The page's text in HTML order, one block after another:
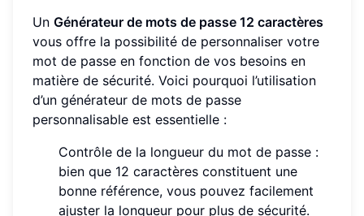
Un Générateur de mots de passe 12 caractères
vous offre la possibilité de personnaliser votre
mot de passe en fonction de vos besoins en
matière de sécurité. Voici pourquoi l’utilisation
d’un générateur de mots de passe
personnalisable est essentielle :
Contrôle de la longueur du mot de passe :
bien que 12 caractères constituent une
bonne référence, vous pouvez facilement
ajuster la longueur pour plus de sécurité.